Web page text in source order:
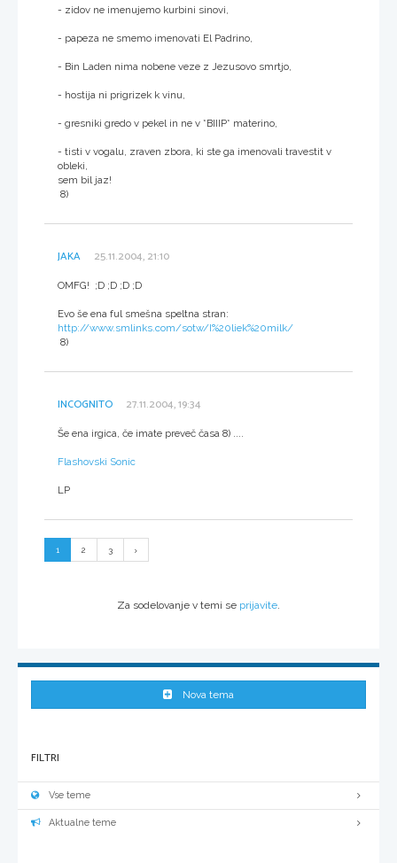
- zidov ne imenujemo kurbini sinovi,
- papeza ne smemo imenovati El Padrino,
- Bin Laden nima nobene veze z Jezusovo smrtjo,
- hostija ni prigrizek k vinu,
- gresniki gredo v pekel in ne v *BIIIP* materino,
- tisti v vogalu, zraven zbora, ki ste ga imenovali travestit v
obleki,
sem bil jaz!
8)
JAKA 25.11.2004, 21:10
OMFG! ;D ;D ;D ;D
Evo še ena ful smešna speltna stran:
http://www.smlinks.com/sotw/I%20liek%20milk/
8)
INCOGNITO 27.11.2004, 19:34
Še ena irgica, če imate preveč časa 8) ....
Flashovski Sonic
LP
1 2 3
Za sodelovanje v temi se prijavite
Nova tema
FILTRI
Vse teme
Aktualne teme